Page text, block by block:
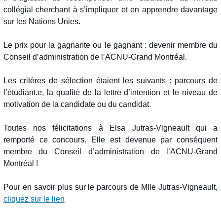
collégial cherchant à s’impliquer et en apprendre davantage
sur les Nations Unies.
Le prix pour la gagnante ou le gagnant : devenir membre du
Conseil d’administration de l’ACNU-Grand Montréal.
Les critères de sélection étaient les suivants : parcours de
l’étudiant.e, la qualité de la lettre d’intention et le niveau de
motivation de la candidate ou du candidat.
Toutes nos félicitations à Elsa Jutras-Vigneault qui a
remporté ce concours. Elle est devenue par conséquent
membre du Conseil d’administration de l’ACNU-Grand
Montréal !
Pour en savoir plus sur le parcours de Mlle Jutras-Vigneault,
cliquez sur le lien